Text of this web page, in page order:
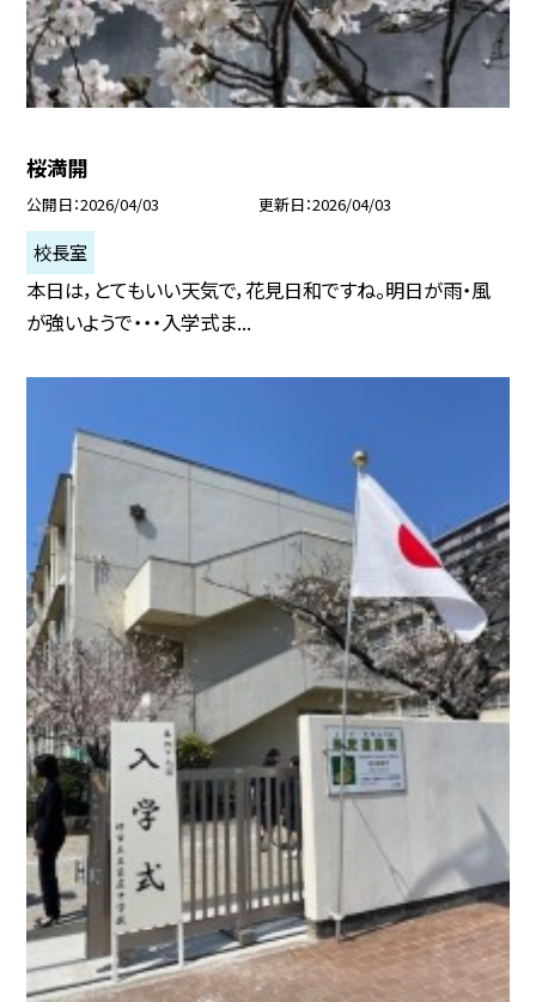
桜満開
公開日 2026/04/03 更新日 2026/04/03
校長室
本日は，とてもいい天気で，花見日和ですね。明日が雨・風
が強いようで・・・入学式ま...